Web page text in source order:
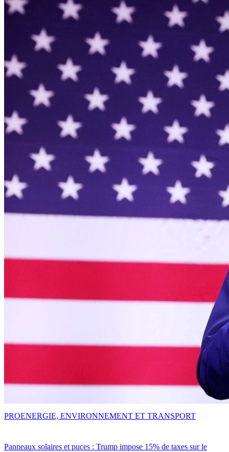
Panneaux solaires et puces : Trump impose 15% de taxes sur le
PROENERGIE, ENVIRONNEMENT ET TRANSPORT